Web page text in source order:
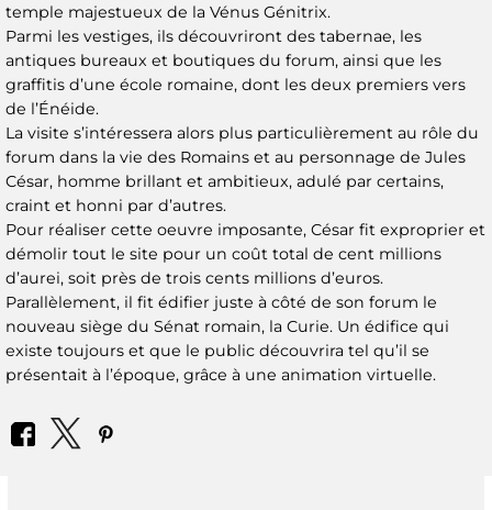
temple majestueux de la Vénus Génitrix.
Parmi les vestiges, ils découvriront des tabernae, les
antiques bureaux et boutiques du forum, ainsi que les
graffitis d’une école romaine, dont les deux premiers vers
de l’Énéide.
La visite s’intéressera alors plus particulièrement au rôle du
forum dans la vie des Romains et au personnage de Jules
César, homme brillant et ambitieux, adulé par certains,
craint et honni par d’autres.
Pour réaliser cette oeuvre imposante, César fit exproprier et
démolir tout le site pour un coût total de cent millions
d’aurei, soit près de trois cents millions d’euros.
Parallèlement, il fit édifier juste à côté de son forum le
nouveau siège du Sénat romain, la Curie. Un édifice qui
existe toujours et que le public découvrira tel qu’il se
présentait à l’époque, grâce à une animation virtuelle.